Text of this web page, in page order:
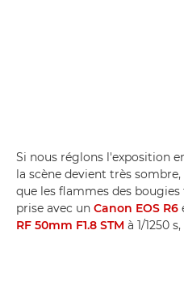
Si nous réglons l'exposition
la scène devient très
que les flammes des
prise avec un Canon EOS R6
RF 50mm F1.8 STM à 1/1250